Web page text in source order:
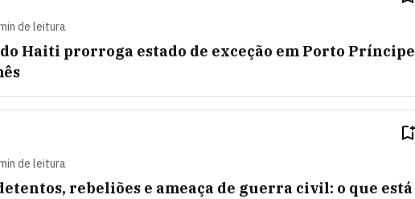
de leitura
Haiti prorroga estado de exceção em Porto Príncipe
de leitura
rebeliões e ameaça de guerra civil: o que está